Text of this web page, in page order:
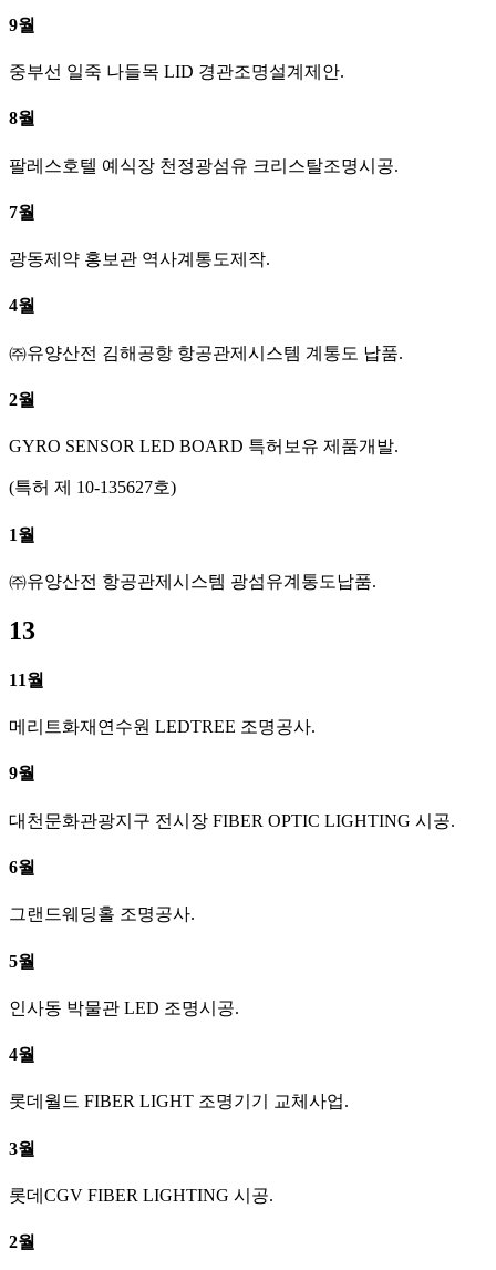
9월
중부선 일죽 나들목 LID 경관조명설계제안.
8월
팔레스호텔 예식장 천정광섬유 크리스탈조명시공.
7월
광동제약 홍보관 역사계통도제작.
4월
㈜유양산전 김해공항 항공관제시스템 계통도 납품.
2월
GYRO SENSOR LED BOARD 특허보유 제품개발.
(특허 제 10-135627호)
1월
㈜유양산전 항공관제시스템 광섬유계통도납품.
13
11월
메리트화재연수원 LEDTREE 조명공사.
9월
대천문화관광지구 전시장 FIBER OPTIC LIGHTING 시공.
6월
그랜드웨딩홀 조명공사.
5월
인사동 박물관 LED 조명시공.
4월
롯데월드 FIBER LIGHT 조명기기 교체사업.
3월
롯데CGV FIBER LIGHTING 시공.
2월